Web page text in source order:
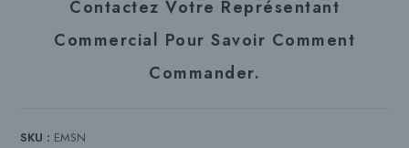
Contactez Votre Représentant
Commercial Pour Savoir Comment
Commander.
SKU : EMSN